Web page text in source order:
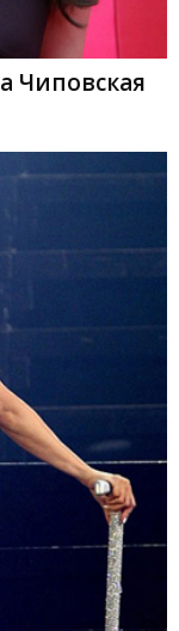
Чиповская